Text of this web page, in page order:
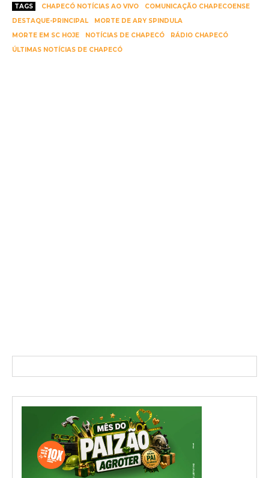
TAGS CHAPECÓ NOTÍCIAS AO VIVO
COMUNICAÇÃO CHAPECOENSE
DESTAQUE-PRINCIPAL
MORTE DE ARY SPINDULA
MORTE EM SC HOJE
NOTÍCIAS DE CHAPECÓ
RÁDIO CHAPECÓ
ÚLTIMAS NOTÍCIAS DE CHAPECÓ